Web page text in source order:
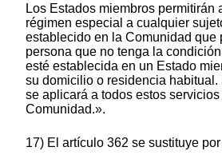
Los Estados miembros permitirán
régimen especial a cualquier
establecido en la Comunidad que
persona que no tenga la
esté establecida en un Estado
su domicilio o residencia habitual.
se aplicará a todos estos
Comunidad.».
17) El artículo 362 se sustituye